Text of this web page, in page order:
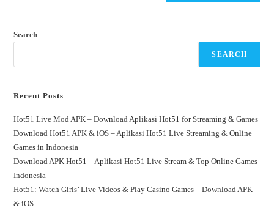
Search
SEARCH
Recent Posts
Hot51 Live Mod APK – Download Aplikasi Hot51 for Streaming & Games
Download Hot51 APK & iOS – Aplikasi Hot51 Live Streaming & Online
Games in Indonesia
Download APK Hot51 – Aplikasi Hot51 Live Stream & Top Online Games
Indonesia
Hot51: Watch Girls’ Live Videos & Play Casino Games – Download APK
& iOS